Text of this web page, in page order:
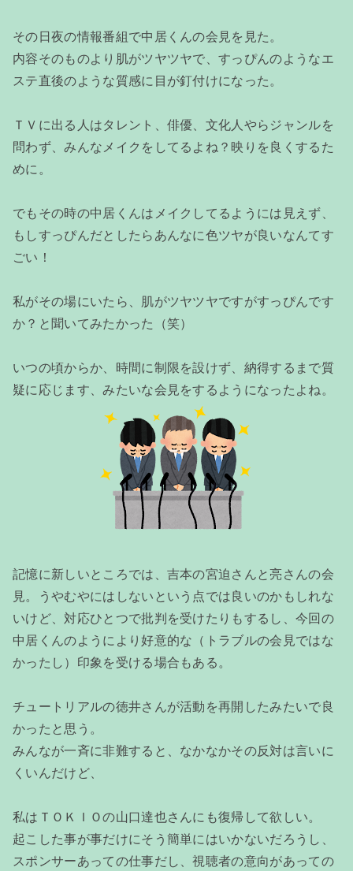
その日夜の情報番組で中居くんの会見を見た。
内容そのものより肌がツヤツヤで、すっぴんのようなエ
ステ直後のような質感に目が釘付けになった。
ＴＶに出る人はタレント、俳優、文化人やらジャンルを
問わず、みんなメイクをしてるよね？映りを良くするた
めに。
でもその時の中居くんはメイクしてるようには見えず、
もしすっぴんだとしたらあんなに色ツヤが良いなんてす
ごい！
私がその場にいたら、肌がツヤツヤですがすっぴんです
か？と聞いてみたかった（笑）
いつの頃からか、時間に制限を設けず、納得するまで質
疑に応じます、みたいな会見をするようになったよね。
記憶に新しいところでは、吉本の宮迫さんと亮さんの会
見。うやむやにはしないという点では良いのかもしれな
いけど、対応ひとつで批判を受けたりもするし、今回の
中居くんのようにより好意的な（トラブルの会見ではな
かったし）印象を受ける場合もある。
チュートリアルの徳井さんが活動を再開したみたいで良
かったと思う。
みんなが一斉に非難すると、なかなかその反対は言いに
くいんだけど、
私はＴＯＫＩＯの山口達也さんにも復帰して欲しい。
起こした事が事だけにそう簡単にはいかないだろうし、
スポンサーあっての仕事だし、視聴者の意向があっての